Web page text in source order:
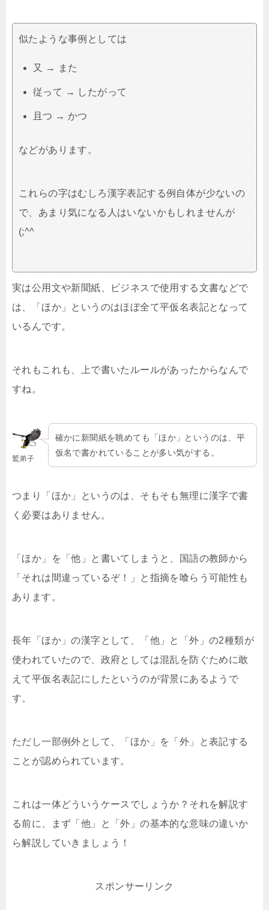
似たような事例としては
又 → また
従って → したがって
且つ → かつ
などがあります。
これらの字はむしろ漢字表記する例自体が少ないの
で、あまり気になる人はいないかもしれませんが
(;^^
実は公用文や新聞紙、ビジネスで使用する文書などで
は、「ほか」というのはほぼ全て平仮名表記となって
いるんです。
それもこれも、上で書いたルールがあったからなんで
すね。
鷲弟子
確かに新聞紙を眺めても「ほか」というのは、平
仮名で書かれていることが多い気がする。
つまり「ほか」というのは、そもそも無理に漢字で書
く必要はありません。
「ほか」を「他」と書いてしまうと、国語の教師から
「それは間違っているぞ！」と指摘を喰らう可能性も
あります。
長年「ほか」の漢字として、「他」と「外」の2種類が
使われていたので、政府としては混乱を防ぐために敢
えて平仮名表記にしたというのが背景にあるようで
す。
ただし一部例外として、「ほか」を「外」と表記する
ことが認められています。
これは一体どういうケースでしょうか？それを解説す
る前に、まず「他」と「外」の基本的な意味の違いか
ら解説していきましょう！
スポンサーリンク